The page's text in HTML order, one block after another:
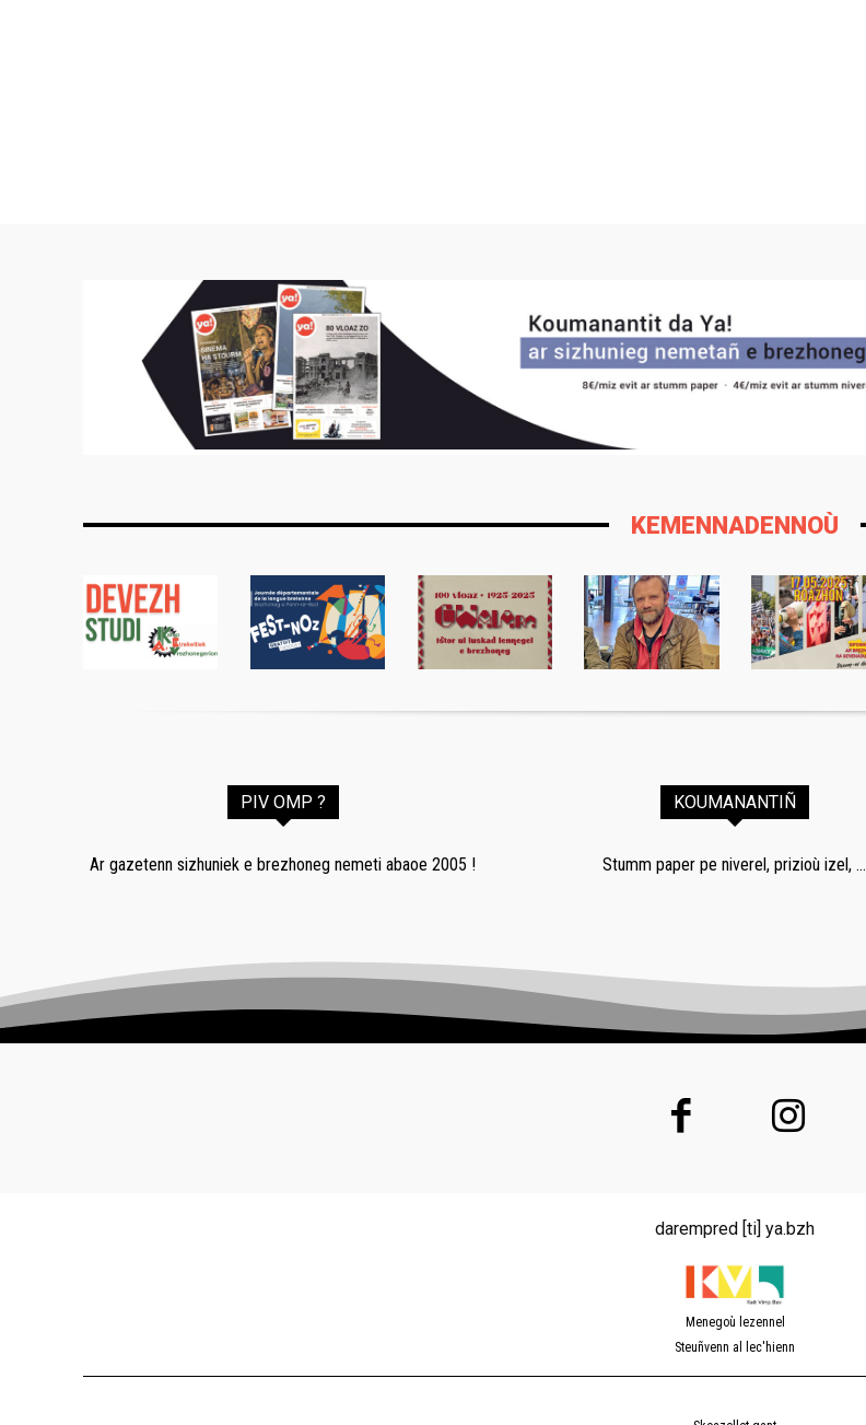
KEMENNADENNOÙ
PIV OMP ?
Ar gazetenn sizhuniek e brezhoneg nemeti abaoe 2005 !
KOUMANANTIÑ
Stumm paper pe niverel, prizioù izel, ...
darempred [ti] ya.bzh
Menegoù lezennel
Steuñvenn al lec'hienn